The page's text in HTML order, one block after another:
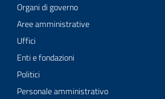
Organi di governo
Aree amministrative
Uffici
Enti e fondazioni
Politici
Personale amministrativo